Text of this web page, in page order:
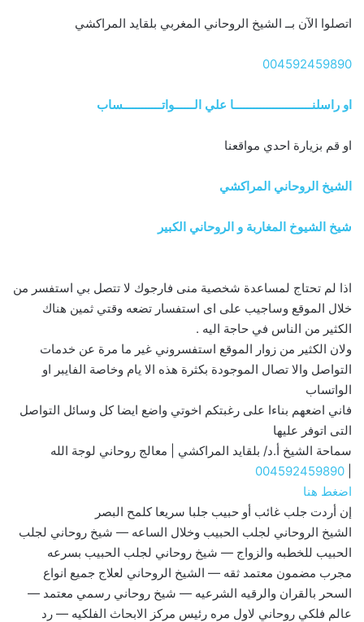
اتصلوا الآن بــ الشيخ الروحاني المغربي بلقايد المراكشي
004592459890
او راسلنــــــــــــــــــــــــا علي الــــــواتــــــــــــساب
او قم بزيارة احدي مواقعنا
الشيخ الروحاني المراكشي
شيخ الشيوخ المغاربة و الروحاني الكبير
اذا لم تحتاج لمساعدة شخصية منى فارجوك لا تتصل بي استفسر من
خلال الموقع وساجيب على اى استفسار تضعه وقتي ثمين هناك
الكثير من الناس في حاجة اليه .
ولان الكثير من زوار الموقع استفسروني غير ما مرة عن خدمات
التواصل والا تصال الموجودة بكثرة هذه الا يام وخاصة الفايبر او
الواتساب
فاني اضعهم بناءا على رغبتكم اخوتي واضع ايضا كل وسائل التواصل
التى اتوفر عليها
سماحة الشيخ أ.د/ بلقايد المراكشي | معالج روحاني لوجة الله
004592459890
اضغط هنا
إن أردت جلب غائب أو حبيب جلبا سريعا كلمح البصر
الشيخ الروحاني لجلب الحبيب وخلال الساعه — شيخ روحاني لجلب
الحبيب للخطبه والزواج — شيخ روحاني لجلب الحبيب بسرعه
مجرب مضمون معتمد ثقه — الشيخ الروحاني لعلاج جميع انواع
السحر بالقران والرقيه الشرعيه — شيخ روحاني رسمي معتمد —
عالم فلكي روحاني لاول مره رئيس مركز الابحاث الفلكيه — رد